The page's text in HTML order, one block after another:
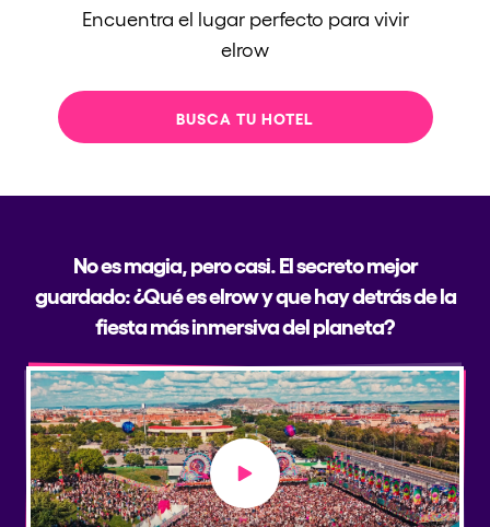
Encuentra el lugar perfecto para vivir
elrow
BUSCA TU HOTEL
No es magia, pero casi. El secreto mejor
guardado: ¿Qué es elrow y que hay detrás de la
fiesta más inmersiva del planeta?
Play video